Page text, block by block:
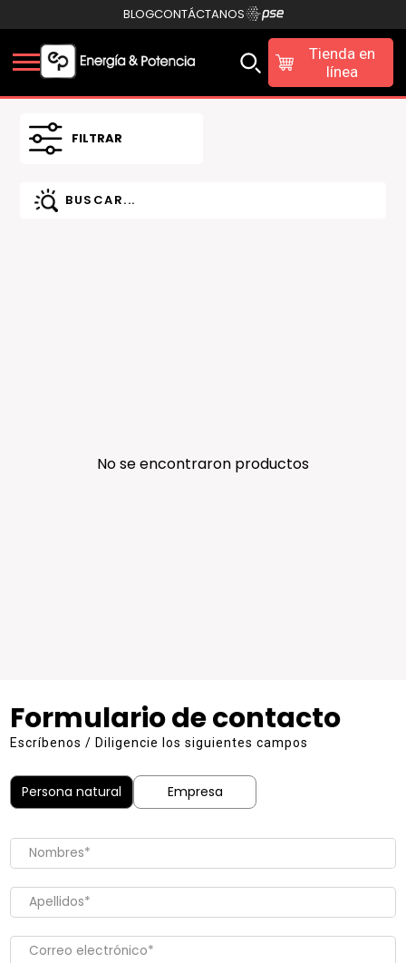
BLOGCONTÁCTANOS
Tienda en
línea
FILTRAR
No se encontraron productos
Formulario de contacto
Escríbenos / Diligencie los siguientes campos
Persona natural Empresa